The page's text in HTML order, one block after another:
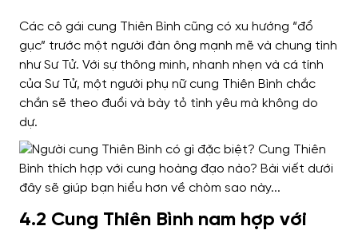
Các cô gái cung Thiên Bình cũng có xu hướng “đổ
gục” trước một người đàn ông mạnh mẽ và chung tình
như Sư Tử. Với sự thông minh, nhanh nhẹn và cá tính
của Sư Tử, một người phụ nữ cung Thiên Bình chắc
chắn sẽ theo đuổi và bày tỏ tình yêu mà không do
dự.
4.2 Cung Thiên Bình nam hợp với